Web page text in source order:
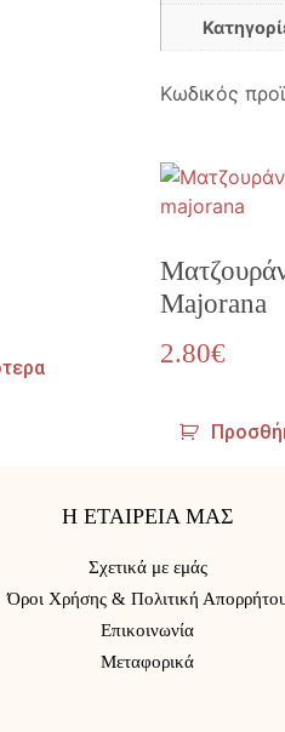
Κωδικός
Majorana
2.80€
Η ΕΤΑΙΡΕΙΑ ΜΑΣ
Σχετικά με εμάς
Όροι Χρήσης & Πολιτική
Επικοινωνία
Μεταφορικά